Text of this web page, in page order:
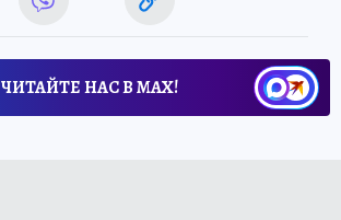
ЧИТАЙТЕ НАС В МАХ!